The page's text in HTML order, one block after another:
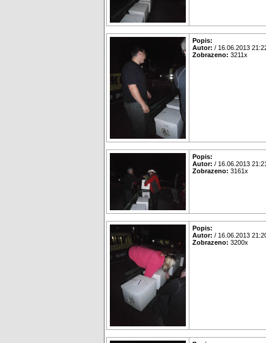
Popis:
Autor: / 16.06.2013
Zobrazeno: 3211x
Popis:
Autor: / 16.06.2013
Zobrazeno: 3161x
Popis:
Autor: / 16.06.2013
Zobrazeno: 3200x